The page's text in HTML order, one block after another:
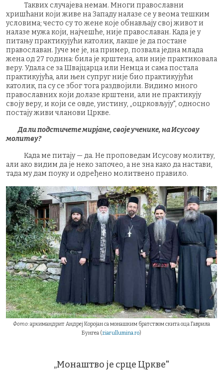
Таквих случајева немам. Многи православни
хришћани који живе на Западу налазе се у веома тешким
условима; често су то жене које обнављају свој живот и
налазе мужа који, најчешће, није православан. Када је у
питању практикујући католик, лакше је да постане
православан. Јуче ме је, на пример, позвала једна млада
жена од 27 година: била је крштена, али није практиковала
веру. Удала се за Швајцарца или Немца и сама постала
практикујућа, али њен супруг није био практикујући
католик, па су се због тога раздвојили. Видимо много
православних који долазе крштени, али не практикују
своју веру, и који се овде, уистину, „оцрковљују", односно
постају живи чланови Цркве.
Да ли подстичете мирјане, своје ученике, на Исусову
молитву?
Када ме питају — да. Не проповедам Исусову молитву,
али ако видим да је неко започео, а не зна како да настави,
тада му дам поуку и одређено молитвено правило.
Фото: архимандрит Андреј Коројан са монашким братством скита оца Гаврила
Бунгеа (ziarullumina.ro)
„Монаштво је срце Цркве"